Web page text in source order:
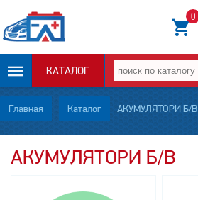
0
КАТАЛОГ
ОПЛАТА И
ДОСТАВКА
Главная Каталог АКУМУЛЯТОРИ Б/В
АКУМУЛЯТОРИ Б/В